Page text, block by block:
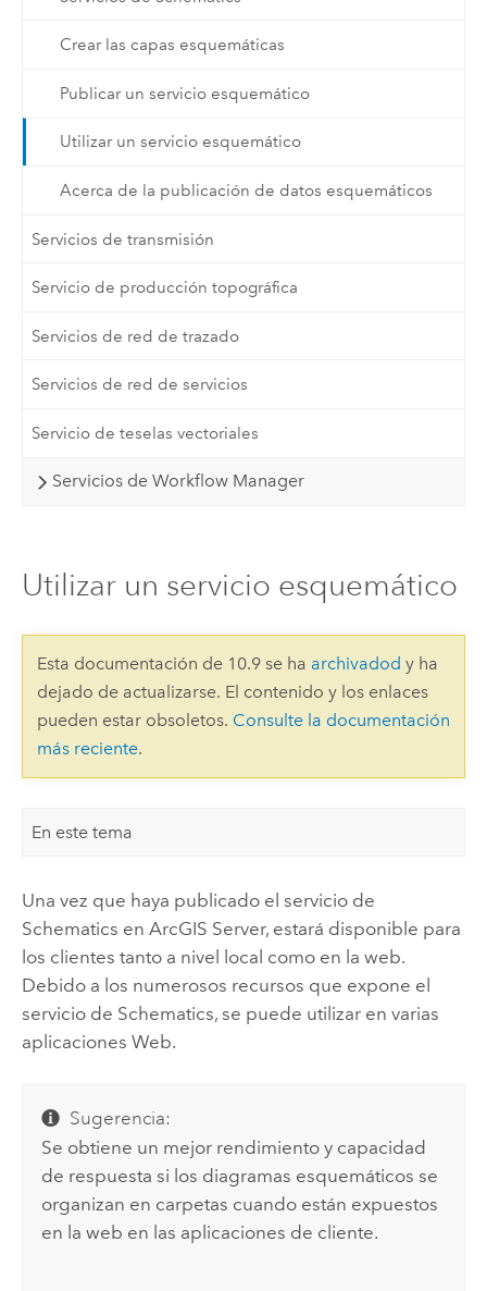
Crear las capas esquemáticas
Publicar un servicio esquemático
Utilizar un servicio esquemático
Acerca de la publicación de datos esquemáticos
Servicios de transmisión
Servicio de producción topográfica
Servicios de red de trazado
Servicios de red de servicios
Servicio de teselas vectoriales
Servicios de Workflow Manager
Utilizar un servicio esquemático
Esta documentación de 10.9 se ha archivadod y ha
dejado de actualizarse. El contenido y los enlaces
pueden estar obsoletos. Consulte la documentación
más reciente.
En este tema
Una vez que haya publicado el servicio de
Schematics en ArcGIS Server, estará disponible para
los clientes tanto a nivel local como en la web.
Debido a los numerosos recursos que expone el
servicio de Schematics, se puede utilizar en varias
aplicaciones Web.
Sugerencia:
Se obtiene un mejor rendimiento y capacidad
de respuesta si los diagramas esquemáticos se
organizan en carpetas cuando están expuestos
en la web en las aplicaciones de cliente.